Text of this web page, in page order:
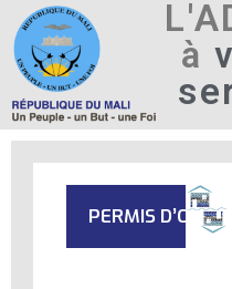
à
PERMIS